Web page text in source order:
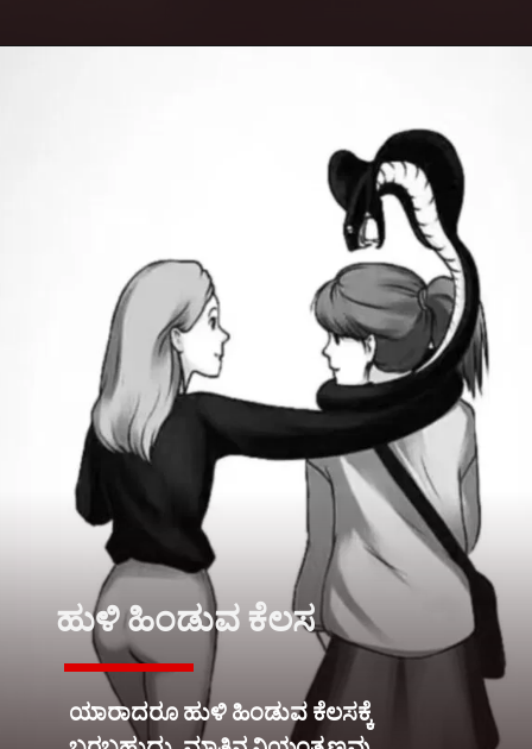
ಯಾರಾದರೂ ಹುಳಿ ಹಿಂಡುವ ಕೆಲಸಕ್ಕೆ
ಹುಳಿ ಹಿಂಡುವ ಕೆಲಸ